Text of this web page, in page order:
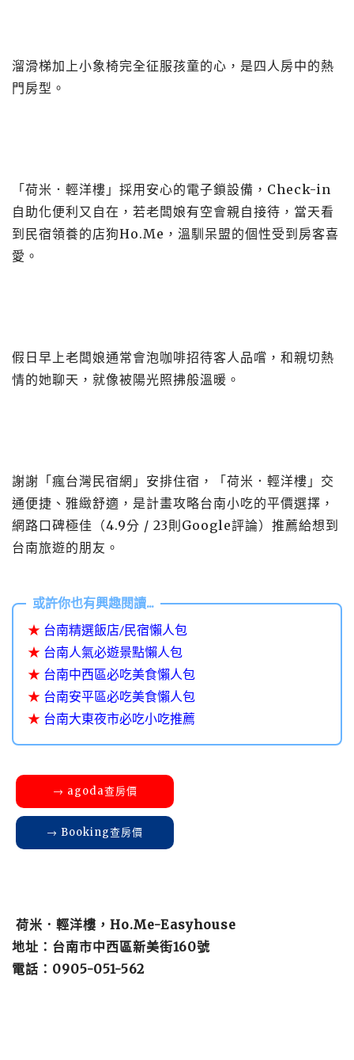
溜滑梯加上小象椅完全征服孩童的心，是四人房中的熱
門房型。
「荷米．輕洋樓」採用安心的電子鎖設備，Check-in
自助化便利又自在，若老闆娘有空會親自接待，當天看
到民宿領養的店狗Ho.Me，溫馴呆盟的個性受到房客喜
愛。
假日早上老闆娘通常會泡咖啡招待客人品嚐，和親切熱
情的她聊天，就像被陽光照拂般溫暖。
謝謝「瘋台灣民宿網」安排住宿，「荷米．輕洋樓」交
通便捷、雅緻舒適，是計畫攻略台南小吃的平價選擇，
網路口碑極佳（4.9分 / 23則Google評論）推薦給想到
台南旅遊的朋友。
★ 台南精選飯店/民宿懶人包
★ 台南人氣必遊景點懶人包
★ 台南中西區必吃美食懶人包
★ 台南安平區必吃美食懶人包
★ 台南大東夜市必吃小吃推薦
→ agoda查房價
→ Booking查房價
荷米．輕洋樓，Ho.Me-Easyhouse
地址：台南市中西區新美街160號
電話：0905-051-562